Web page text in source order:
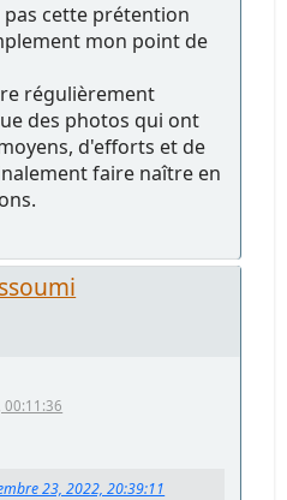
pas cette prétention
mon point de
régulièrement
des photos qui ont
d'efforts et de
faire naître en
00:11:36
23, 2022, 20:39:11